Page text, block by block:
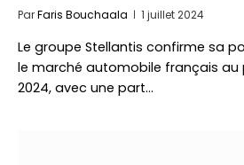
ParFaris Bouchaala 1 juillet 2024
Le groupe Stellantis confirme sa
le marché automobile français au
2024, avec une part…